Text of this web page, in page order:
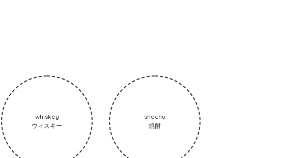
whiskey
ウィスキー
shochu
焼酎